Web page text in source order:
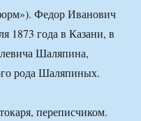
Федор Иванович
1873 года в Казани, в
Шаляпина,
рода Шаляпиных.
переписчиком.